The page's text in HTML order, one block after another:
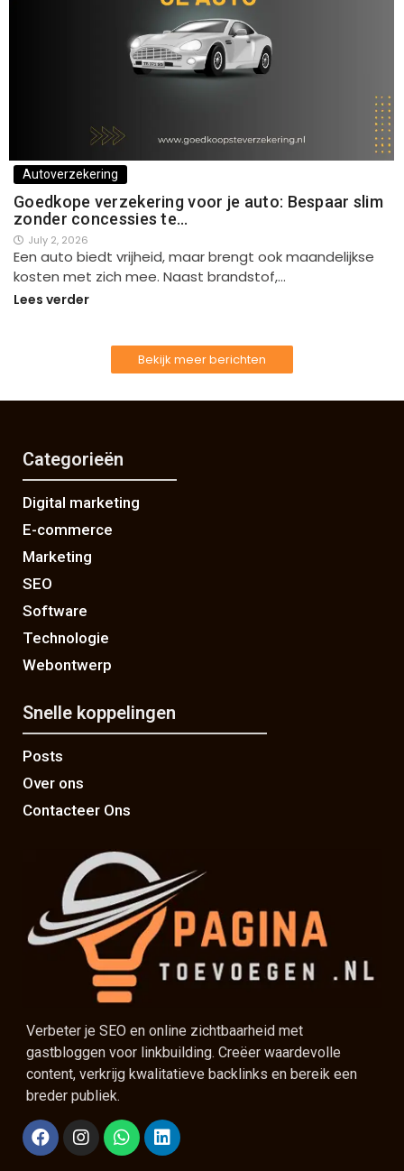
Autoverzekering
Goedkope verzekering voor je auto: Bespaar slim
zonder concessies te…
July 2, 2026
Een auto biedt vrijheid, maar brengt ook maandelijkse
kosten met zich mee. Naast brandstof,…
Lees verder
Bekijk meer berichten
Categorieën
Digital marketing
E-commerce
Marketing
SEO
Software
Technologie
Webontwerp
Snelle koppelingen
Posts
Over ons
Contacteer Ons
Verbeter je SEO en online zichtbaarheid met
gastbloggen voor linkbuilding. Creëer waardevolle
content, verkrijg kwalitatieve backlinks en bereik een
breder publiek.